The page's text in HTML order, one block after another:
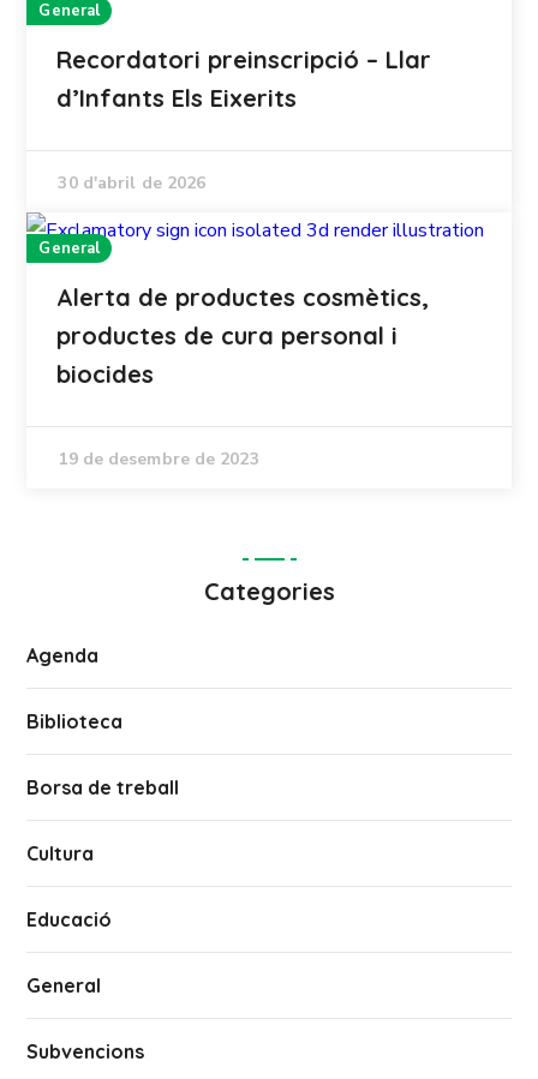
General
Recordatori preinscripció – Llar
d’Infants Els Eixerits
30 d'abril de 2026
General
Alerta de productes cosmètics,
productes de cura personal i
biocides
19 de desembre de 2023
Categories
Agenda
Biblioteca
Borsa de treball
Cultura
Educació
General
Subvencions